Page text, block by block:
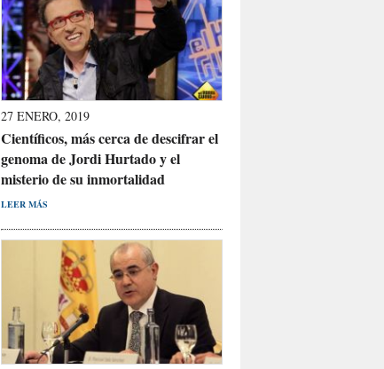
27 ENERO, 2019
Científicos, más cerca de descifrar el
genoma de Jordi Hurtado y el
misterio de su inmortalidad
LEER MÁS